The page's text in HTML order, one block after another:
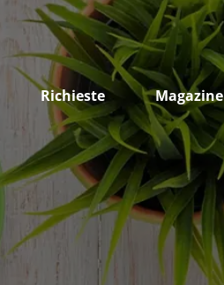
Richieste Magazine